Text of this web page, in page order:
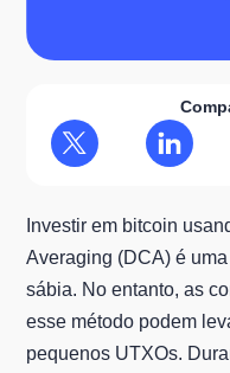
Investir em bitcoin
Averaging (DCA) é
sábia. No entanto, as
esse método podem
pequenos UTXOs.